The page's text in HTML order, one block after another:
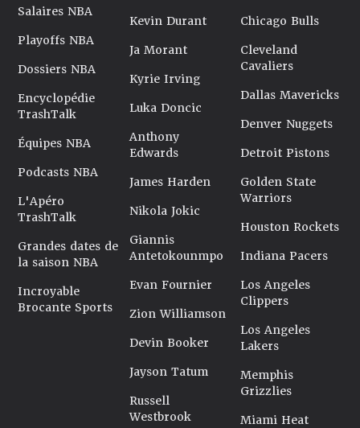
Salaires NBA
Playoffs NBA
Dossiers NBA
Encyclopédie
TrashTalk
Équipes NBA
Podcasts NBA
L'Apéro
TrashTalk
Grandes dates de
la saison NBA
Incroyable
Brocante Sports
Kevin Durant
Ja Morant
Kyrie Irving
Luka Doncic
Anthony
Edwards
James Harden
Nikola Jokic
Giannis
Antetokounmpo
Evan Fournier
Zion Williamson
Devin Booker
Jayson Tatum
Russell
Westbrook
Chicago Bulls
Cleveland
Cavaliers
Dallas Mavericks
Denver Nuggets
Detroit Pistons
Golden State
Warriors
Houston Rockets
Indiana Pacers
Los Angeles
Clippers
Los Angeles
Lakers
Memphis
Grizzlies
Miami Heat